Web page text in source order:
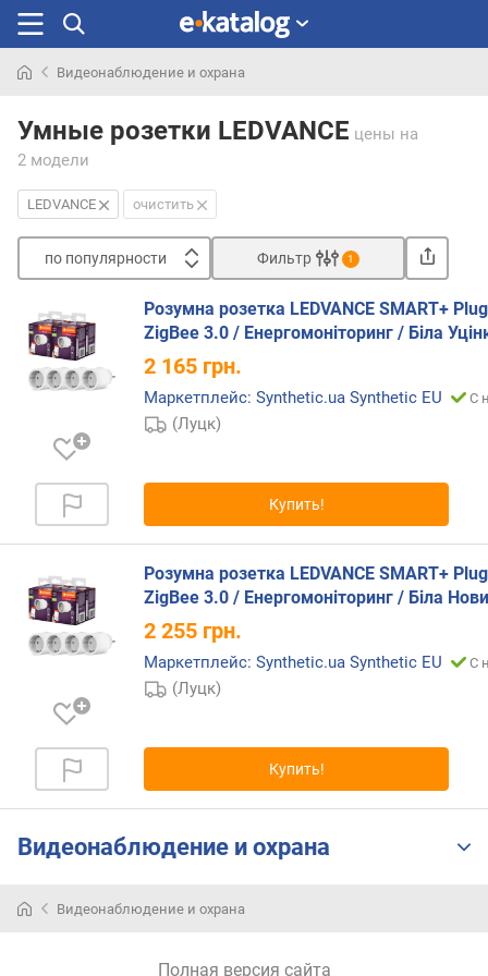
раньше
Видеонаблюдение и охрана
Умные розетки LEDVANCE цены на
2 модели
LEDVANCE очистить
по популярности
п
о
п
о
у
л
я
н
с
т
и
д
ш
х
о
Фильтр 1
Розумна розетка LEDVANCE SMART+
ZigBee 3.0 / Енергомоніторинг / Біла
2 165 грн.
Маркетплейс: Synthetic.ua Synthetic EU С
(Луцк)
Купить!
Розумна розетка LEDVANCE SMART+
ZigBee 3.0 / Енергомоніторинг / Біла
2 255 грн.
Маркетплейс: Synthetic.ua Synthetic EU С
(Луцк)
Купить!
Видеонаблюдение и охрана
Видеонаблюдение и охрана
Полная версия сайта